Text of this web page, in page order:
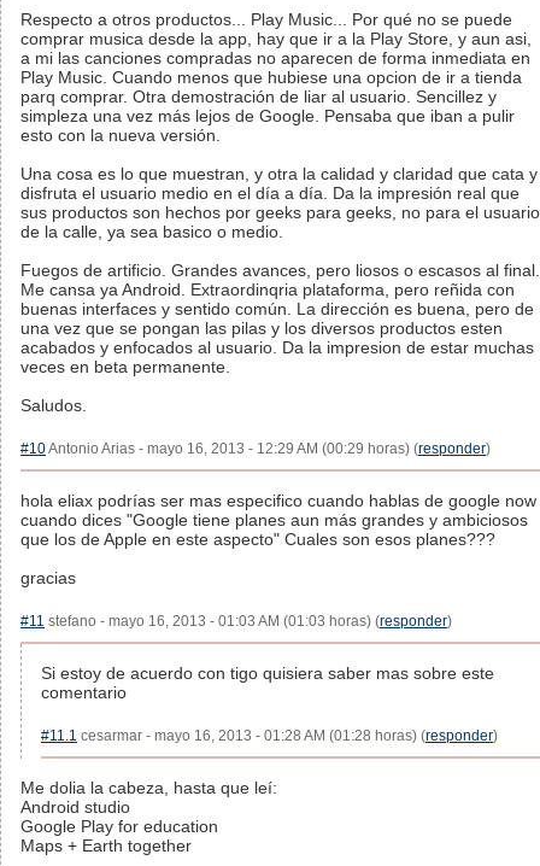
Respecto a otros productos... Play Music... Por qué no se puede
comprar musica desde la app, hay que ir a la Play Store, y aun asi,
a mi las canciones compradas no aparecen de forma inmediata en
Play Music. Cuando menos que hubiese una opcion de ir a tienda
parq comprar. Otra demostración de liar al usuario. Sencillez y
simpleza una vez más lejos de Google. Pensaba que iban a pulir
esto con la nueva versión.
Una cosa es lo que muestran, y otra la calidad y claridad que cata y
disfruta el usuario medio en el día a día. Da la impresión real que
sus productos son hechos por geeks para geeks, no para el usuario
de la calle, ya sea basico o medio.
Fuegos de artificio. Grandes avances, pero liosos o escasos al final.
Me cansa ya Android. Extraordinqria plataforma, pero reñida con
buenas interfaces y sentido común. La dirección es buena, pero de
una vez que se pongan las pilas y los diversos productos esten
acabados y enfocados al usuario. Da la impresion de estar muchas
veces en beta permanente.
Saludos.
#10Antonio Arias - mayo 16, 2013 - 12:29 AM (00:29 horas) (responder)
hola eliax podrías ser mas especifico cuando hablas de google now
cuando dices "Google tiene planes aun más grandes y ambiciosos
que los de Apple en este aspecto" Cuales son esos planes???
gracias
#11 stefano - mayo 16, 2013 - 01:03 AM (01:03 horas) (responder)
Si estoy de acuerdo con tigo quisiera saber mas sobre este
comentario
#11.1 cesarmar - mayo 16, 2013 - 01:28 AM (01:28 horas) (responder)
Me dolia la cabeza, hasta que leí:
Android studio
Google Play for education
Maps + Earth together